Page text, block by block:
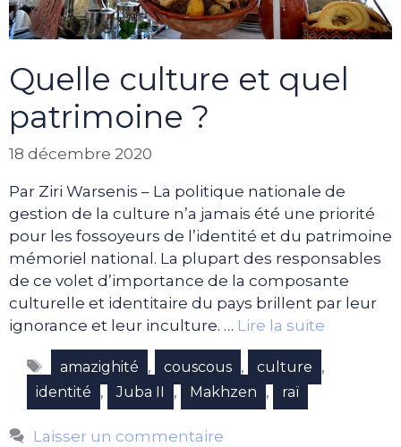
Quelle culture et quel
patrimoine ?
18 décembre 2020
Par Ziri Warsenis – La politique nationale de
gestion de la culture n’a jamais été une priorité
pour les fossoyeurs de l’identité et du patrimoine
mémoriel national. La plupart des responsables
de ce volet d’importance de la composante
culturelle et identitaire du pays brillent par leur
ignorance et leur inculture. … Lire la suite
Étiquettes
amazighité , couscous , culture ,
identité , Juba II , Makhzen , raï
Laisser un commentaire